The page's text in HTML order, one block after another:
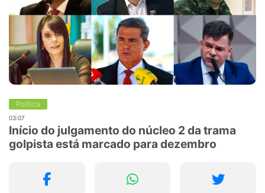
Política
03:07
Início do julgamento do núcleo 2 da trama
golpista está marcado para dezembro